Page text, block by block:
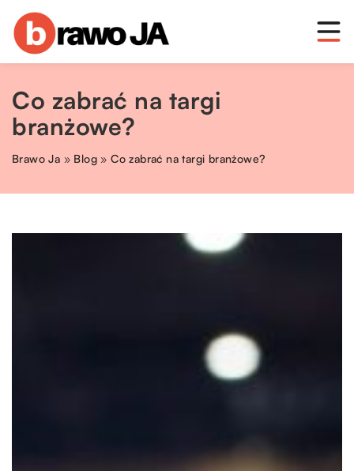
Co zabrać na targi
branżowe?
Brawo Ja » Blog »Co zabrać na targi branżowe?